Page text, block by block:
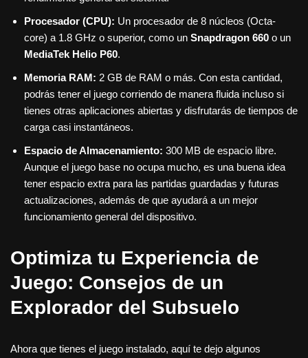
Procesador (CPU): Un procesador de 8 núcleos (Octa-
core) a 1.8 GHz o superior, como un Snapdragon 660 o un
MediaTek Helio P60.
Memoria RAM: 2 GB de RAM o más. Con esta cantidad,
podrás tener el juego corriendo de manera fluida incluso si
tienes otras aplicaciones abiertas y disfrutarás de tiempos de
carga casi instantáneos.
Espacio de Almacenamiento: 300 MB de espacio libre.
Aunque el juego base no ocupa mucho, es una buena idea
tener espacio extra para las partidas guardadas y futuras
actualizaciones, además de que ayudará a un mejor
funcionamiento general del dispositivo.
Optimiza tu Experiencia de
Juego: Consejos de un
Explorador del Subsuelo
Ahora que tienes el juego instalado, aquí te dejo algunos